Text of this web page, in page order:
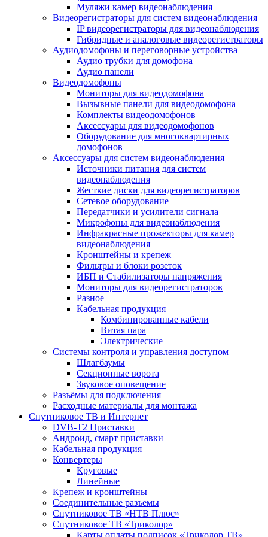
Муляжи камер видеонаблюдения
Видеорегистраторы для систем видеонаблюдения
IP видеорегистраторы для видеонаблюдения
Гибридные и аналоговые видеорегистраторы
Аудиодомофоны и переговорные устройства
Аудио трубки для домофона
Аудио панели
Видеодомофоны
Мониторы для видеодомофона
Вызывные панели для видеодомофона
Комплекты видеодомофонов
Аксессуары для видеодомофонов
Оборудование для многоквартирных
домофонов
Аксессуары для систем видеонаблюдения
Источники питания для систем
видеонаблюдения
Жесткие диски для видеорегистраторов
Сетевое оборудование
Передатчики и усилители сигнала
Микрофоны для видеонаблюдения
Инфракрасные прожекторы для камер
видеонаблюдения
Кронштейны и крепеж
Фильтры и блоки розеток
ИБП и Стабилизаторы напряжения
Мониторы для видеорегистраторов
Разное
Кабельная продукция
Комбинированные кабели
Витая пара
Электрические
Системы контроля и управления доступом
Шлагбаумы
Секционные ворота
Звуковое оповещение
Разъёмы для подключения
Расходные материалы для монтажа
Спутниковое ТВ и Интернет
DVB-Т2 Приставки
Андроид, смарт приставки
Кабельная продукция
Конвертеры
Круговые
Линейные
Крепеж и кронштейны
Соединительные разъемы
Спутниковое ТВ «НТВ Плюс»
Спутниковое ТВ «Триколор»
Карты оплаты подписок «Триколор ТВ»